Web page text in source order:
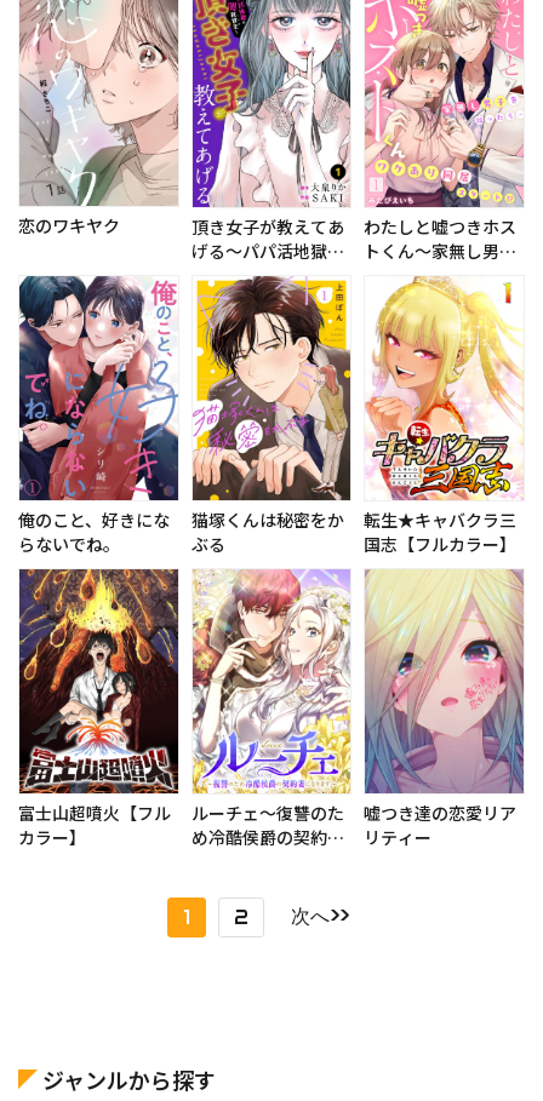
恋のワキヤク
頂き女子が教えてあ
げる～パパ活地獄の
闇救世主（メシア）
～
わたしと嘘つきホス
トくん〜家無し男子
を拾ったら…ワケあ
り同居スター
ト！？〜【フルカラ
ー】
俺のこと、好きにな
らないでね。
猫塚くんは秘密をか
ぶる
転生★キャバクラ三
国志【フルカラー】
富士山超噴火【フル
カラー】
ルーチェ～復讐のた
め冷酷侯爵の契約妻
嘘つき達の恋愛リア
リティー
1 2 次へ>>
ジャンルから探す